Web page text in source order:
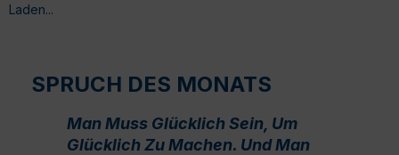
Laden...
SPRUCH DES MONATS
Man Muss Glücklich Sein, Um
Glücklich Zu Machen. Und Man